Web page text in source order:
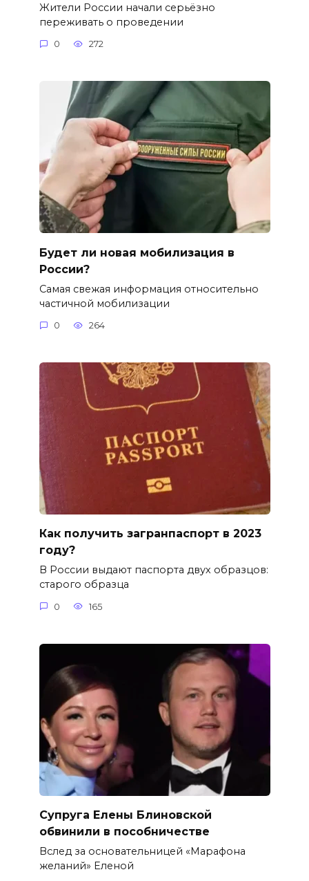
Жители России начали серьёзно
переживать о проведении
0 272
Будет ли новая мобилизация в
России?
Самая свежая информация относительно
частичной мобилизации
0 264
Как получить загранпаспорт в 2023
году?
В России выдают паспорта двух образцов:
старого образца
0 165
Супруга Елены Блиновской
обвинили в пособничестве
Вслед за основательницей «Марафона
желаний» Еленой